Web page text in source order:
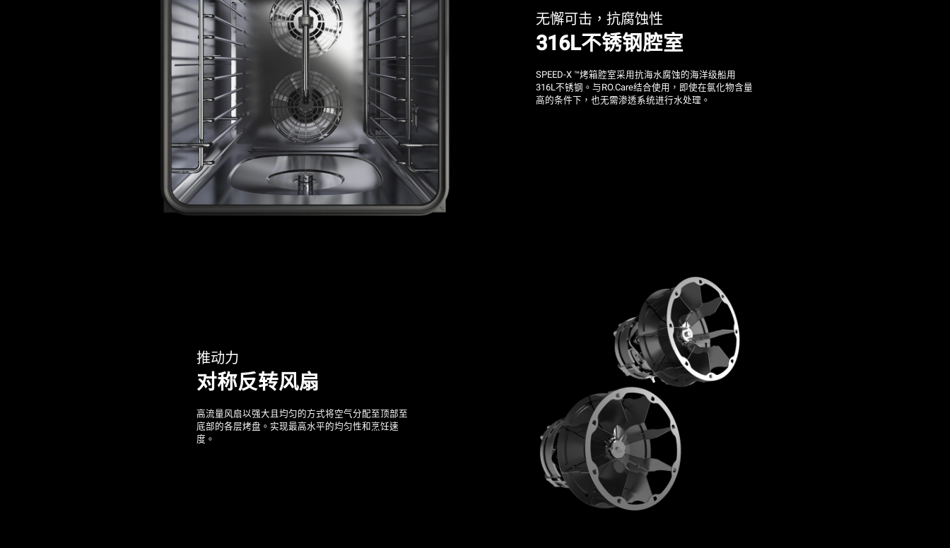
无懈可击，抗腐蚀性
316L不锈钢腔室
SPEED-X ™烤箱腔室采用抗海水腐蚀的海洋级船用
316L不锈钢。与RO.Care结合使用，即使在氯化物含量
高的条件下，也无需渗透系统进行水处理。
推动力
对称反转风扇
高流量风扇以强大且均匀的方式将空气分配至顶部至
底部的各层烤盘。实现最高水平的均匀性和烹饪速
度。